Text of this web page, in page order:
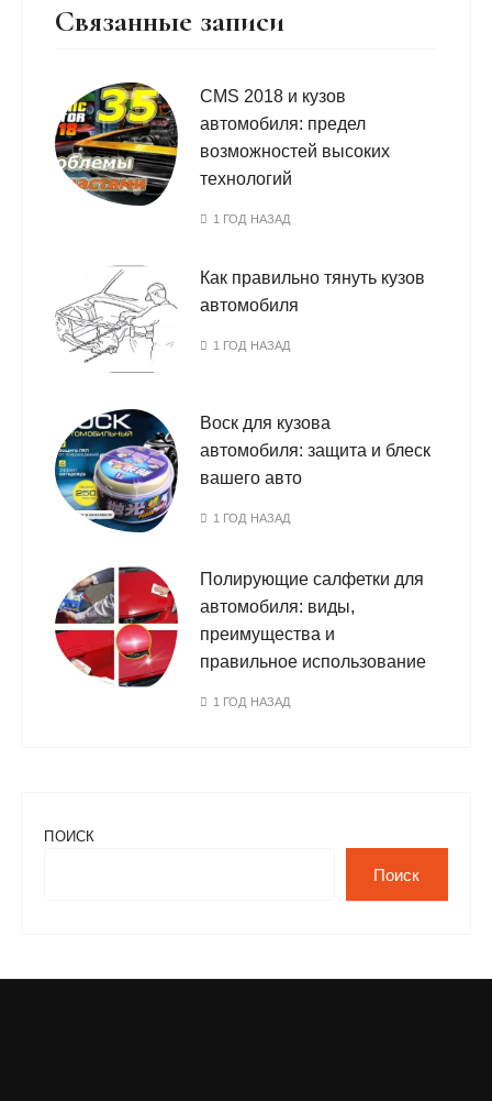
Связанные записи
CMS 2018 и кузов
автомобиля: предел
возможностей высоких
технологий
1 ГОД НАЗАД
Как правильно тянуть кузов
автомобиля
1 ГОД НАЗАД
Воск для кузова
автомобиля: защита и блеск
вашего авто
1 ГОД НАЗАД
Полирующие салфетки для
автомобиля: виды,
преимущества и
правильное использование
1 ГОД НАЗАД
ПОИСК
Поиск